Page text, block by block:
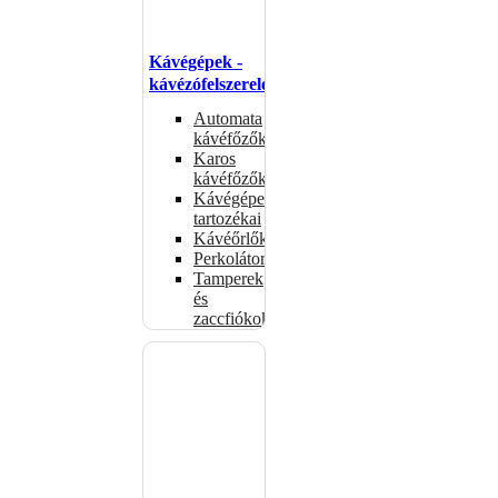
Kávégépek -
kávézófelszerelés
Automata
kávéfőzők
Karos
kávéfőzők
Kávégépek
tartozékai
Kávéőrlők
Perkolátorok
Tamperek
és
zaccfiókok